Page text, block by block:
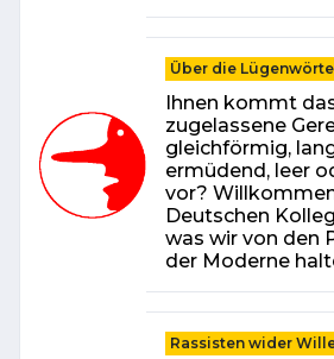
Über die
Ihnen kommt
zugelassene
gleichförmig,
ermüdend, leer
vor?
Deutschen
was wir von den
der Moderne
Rassisten wider